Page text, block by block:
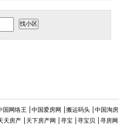
国网络王 中国爱房网 搬运码头 中国淘房
天房产 天下房产网 寻宝 寻宝贝 寻房网